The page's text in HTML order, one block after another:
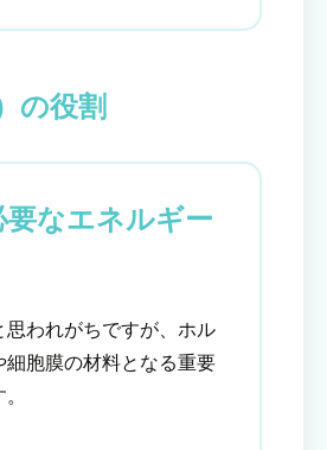
の役割
要なエネルギー
思われがちですが、ホル
細胞膜の材料となる重要